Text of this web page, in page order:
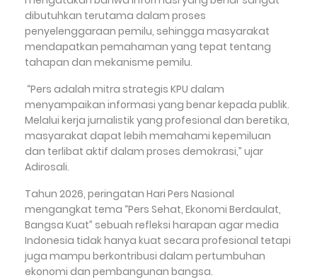
dibutuhkan terutama dalam proses
penyelenggaraan pemilu, sehingga masyarakat
mendapatkan pemahaman yang tepat tentang
tahapan dan mekanisme pemilu.
“Pers adalah mitra strategis KPU dalam
menyampaikan informasi yang benar kepada publik.
Melalui kerja jurnalistik yang profesional dan beretika,
masyarakat dapat lebih memahami kepemiluan
dan terlibat aktif dalam proses demokrasi,” ujar
Adirosali.
Tahun 2026, peringatan Hari Pers Nasional
mengangkat tema “Pers Sehat, Ekonomi Berdaulat,
Bangsa Kuat” sebuah refleksi harapan agar media
Indonesia tidak hanya kuat secara profesional tetapi
juga mampu berkontribusi dalam pertumbuhan
ekonomi dan pembangunan bangsa.